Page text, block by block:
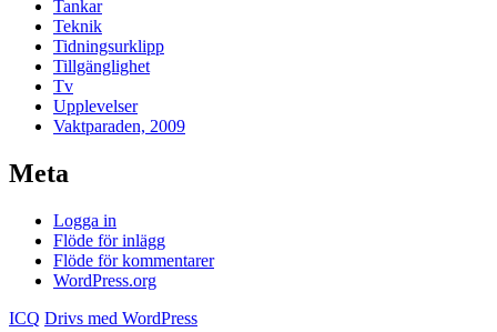
Tankar
Teknik
Tidningsurklipp
Tillgänglighet
Tv
Upplevelser
Vaktparaden, 2009
Meta
Logga in
Flöde för inlägg
Flöde för kommentarer
WordPress.org
ICQ Drivs med WordPress